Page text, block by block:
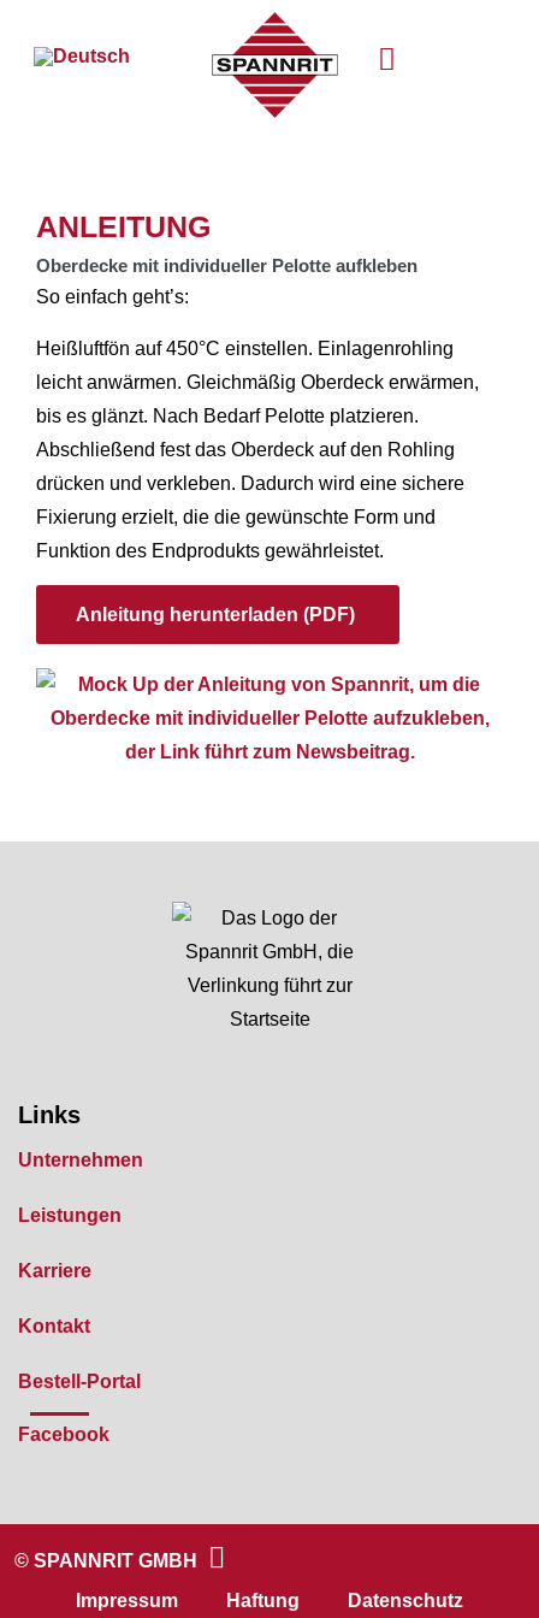
ANLEITUNG
Oberdecke mit individueller Pelotte aufkleben
So einfach geht’s:
Heißluftfön auf 450°C einstellen. Einlagenrohling
leicht anwärmen. Gleichmäßig Oberdeck erwärmen,
bis es glänzt. Nach Bedarf Pelotte platzieren.
Abschließend fest das Oberdeck auf den Rohling
drücken und verkleben. Dadurch wird eine sichere
Fixierung erzielt, die die gewünschte Form und
Funktion des Endprodukts gewährleistet.
Anleitung herunterladen (PDF)
Links
Unternehmen
Leistungen
Karriere
Kontakt
Bestell-Portal
Facebook
© SPANNRIT GMBH
Impressum
Haftung Datenschutz